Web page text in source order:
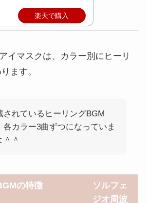
楽天で購入
イマスクは、カラー別にヒーリ
ます。
されているヒーリングBGM
各カラー3曲ずつになっていま
＾＾
の特徴
ソルフェ
ジオ周波